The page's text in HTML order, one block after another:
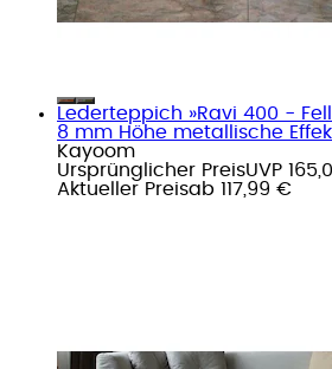
Lederteppich »Ravi 400 -
8 mm Höhe metallische
Kayoom
Ursprünglicher PreisUVP
Aktueller Preisab 117,99 €